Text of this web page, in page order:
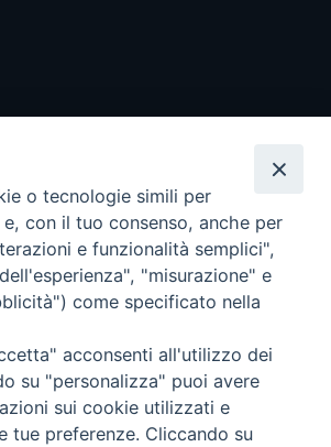
- Tutti i diritti riservati - Vita
o tecnologie simili per
con il tuo consenso, anche per
e funzionalità semplici",
"misurazione" e
come specificato nella
acconsenti all'utilizzo dei
su "personalizza" puoi avere
sui cookie utilizzati e
tue preferenze. Cliccando su